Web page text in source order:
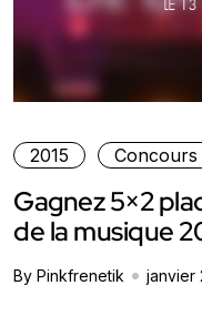
2015 Concours
Gagnez 5×2
de la musique
By Pinkfrenetik janvier